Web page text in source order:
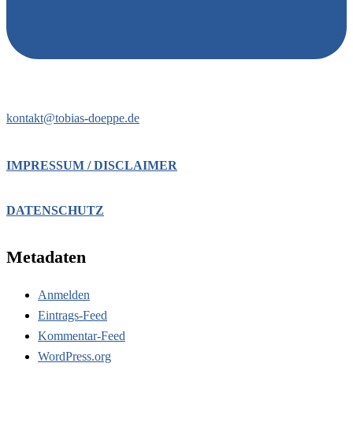
kontakt@tobias-doeppe.de
IMPRESSUM / DISCLAIMER
DATENSCHUTZ
Metadaten
Anmelden
Eintrags-Feed
Kommentar-Feed
WordPress.org